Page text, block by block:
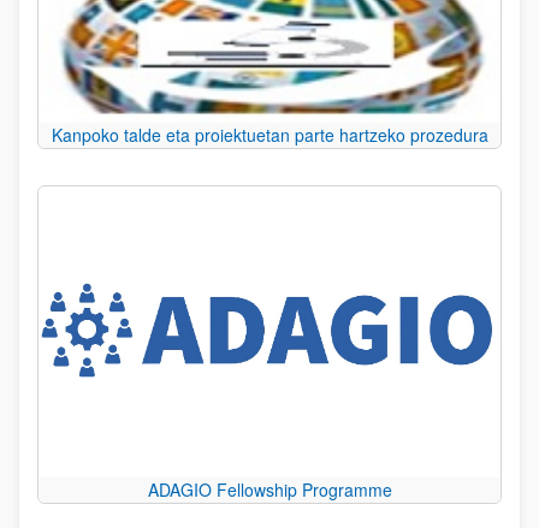
Kanpoko talde eta proiektuetan parte hartzeko prozedura
ADAGIO Fellowship Programme